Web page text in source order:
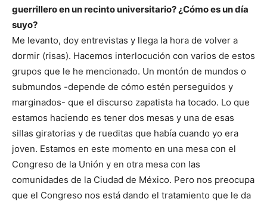
guerrillero en un recinto universitario? ¿Cómo es un día
suyo?
Me levanto, doy entrevistas y llega la hora de volver a
dormir (risas). Hacemos interlocución con varios de estos
grupos que le he mencionado. Un montón de mundos o
submundos -depende de cómo estén perseguidos y
marginados- que el discurso zapatista ha tocado. Lo que
estamos haciendo es tener dos mesas y una de esas
sillas giratorias y de rueditas que había cuando yo era
joven. Estamos en este momento en una mesa con el
Congreso de la Unión y en otra mesa con las
comunidades de la Ciudad de México. Pero nos preocupa
que el Congreso nos está dando el tratamiento que le da